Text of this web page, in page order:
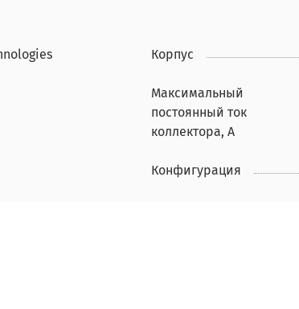
Корпус
Максимальный
постоянный ток
коллектора, А
Конфигурация